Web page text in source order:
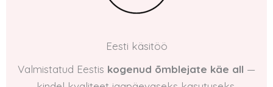
Eesti käsitöö
Valmistatud Eestis kogenud õmblejate käe all —